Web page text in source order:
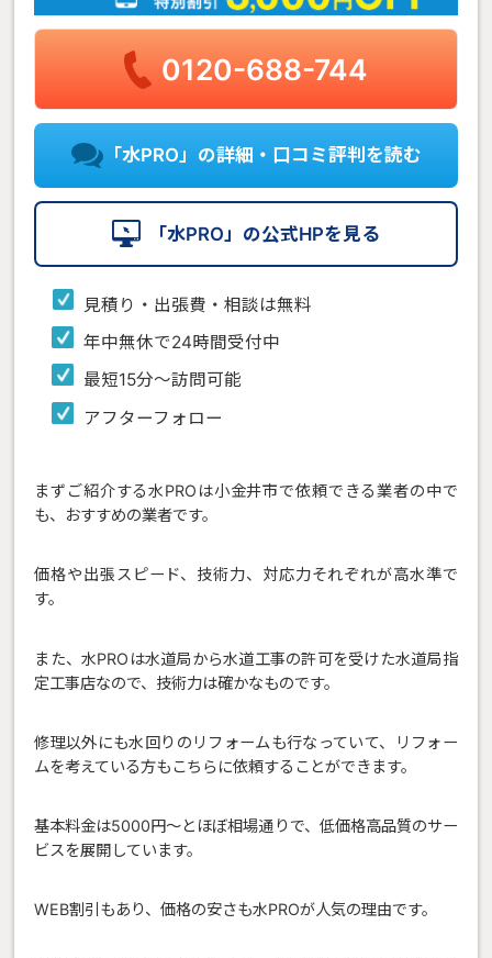
0120-688-744
「水PRO」の詳細・口コミ評判を読む
「水PRO」の公式HPを見る
見積り・出張費・相談は無料
年中無休で24時間受付中
最短15分〜訪問可能
アフターフォロー
まずご紹介する水PROは小金井市で依頼できる業者の中で
も、おすすめの業者です。
価格や出張スピード、技術力、対応力それぞれが高水準で
す。
また、水PROは水道局から水道工事の許可を受けた水道局指
定工事店なので、技術力は確かなものです。
修理以外にも水回りのリフォームも行なっていて、リフォー
ムを考えている方もこちらに依頼することができます。
基本料金は5000円〜とほぼ相場通りで、低価格高品質のサー
ビスを展開しています。
WEB割引もあり、価格の安さも水PROが人気の理由です。